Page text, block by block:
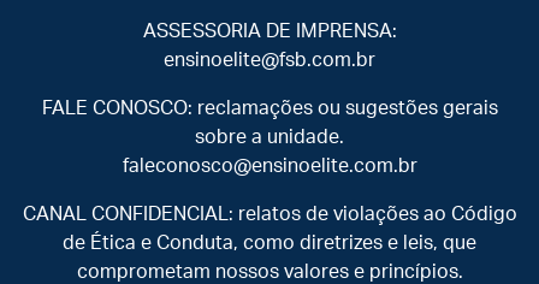
ASSESSORIA DE IMPRENSA:
ensinoelite@fsb.com.br
FALE CONOSCO: reclamações ou sugestões gerais
sobre a unidade.
faleconosco@ensinoelite.com.br
CANAL CONFIDENCIAL: relatos de violações ao Código
de Ética e Conduta, como diretrizes e leis, que
comprometam nossos valores e princípios.